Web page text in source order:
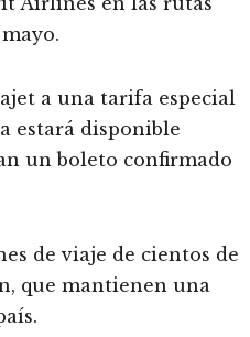
a una tarifa especial
estará disponible
un boleto confirmado
de viaje de cientos de
que mantienen una